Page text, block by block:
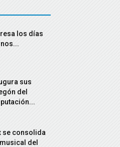
los días
sus
del
se consolida
del